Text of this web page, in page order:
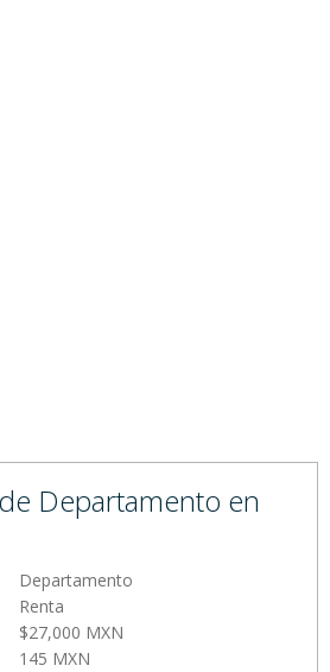
Departamento en
Departamento
Renta
$27,000 MXN
145 MXN